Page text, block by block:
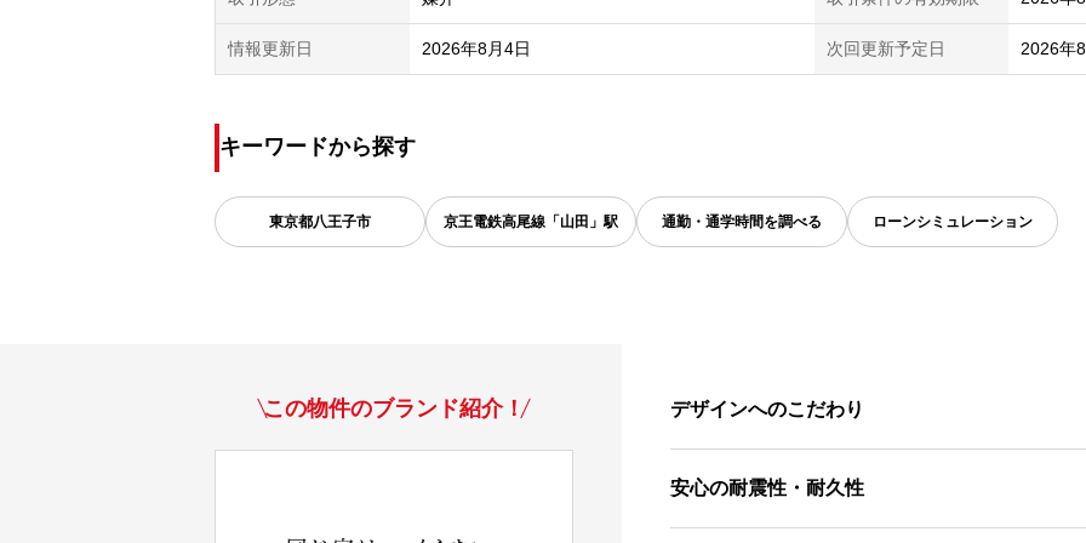
情報更新日 2026年8月4日 次回更新予定日 2026年
キーワードから探す
東京都八王子市 京王電鉄高尾線「山田」駅 通勤・通学時間を調べる ローンシミュレーション
この物件のブランド紹介！ デザインへのこだわり
安心の耐震性・耐久性